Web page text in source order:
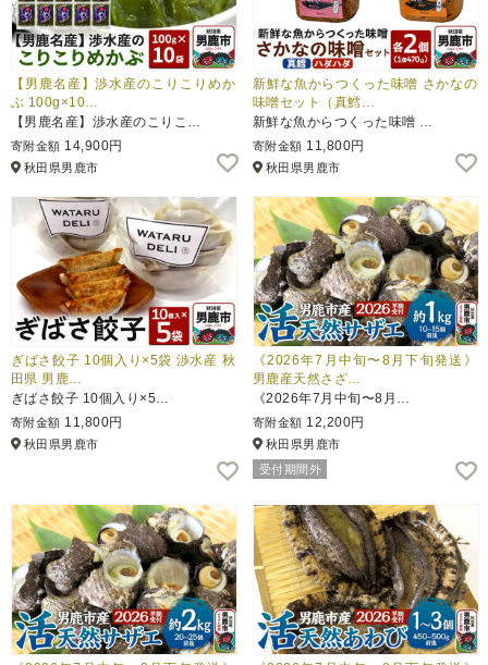
【男鹿名産】渉水産のこりこりめか
ぶ 100g×10…
【男鹿名産】渉水産のこりこ…
寄附金額 14,900円
秋田県男鹿市
新鮮な魚からつくった味噌 さかなの
味噌セット（真鱈…
新鮮な魚からつくった味噌 …
寄附金額 11,800円
秋田県男鹿市
ぎばさ餃子 10個入り×5袋 渉水産 秋
田県 男鹿…
ぎばさ餃子 10個入り×5…
寄附金額 11,800円
秋田県男鹿市
《2026年7月中旬〜8月下旬発送》
男鹿産天然さざ…
《2026年7月中旬〜8月…
寄附金額 12,200円
秋田県男鹿市
受付期間外